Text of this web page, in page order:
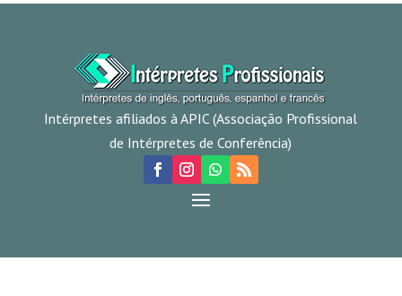
Intérpretes afiliados à APIC (Associação Profissional
de Intérpretes de Conferência)